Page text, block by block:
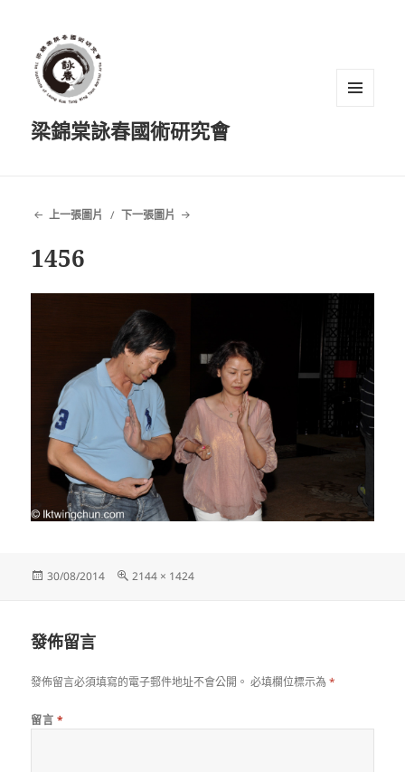
梁錦棠詠春國術研究會
上一張圖片 下一張圖片
1456
發
30/08/2014
完
2144 × 1424
發佈留言
發佈留言必須填寫的電子郵件地址不會公開。 必填欄位標示為*
留言 *